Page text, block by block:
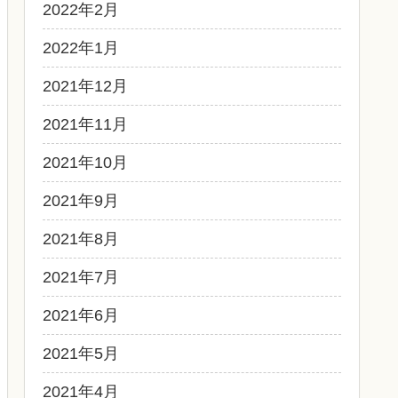
2022年2月
2022年1月
2021年12月
2021年11月
2021年10月
2021年9月
2021年8月
2021年7月
2021年6月
2021年5月
2021年4月